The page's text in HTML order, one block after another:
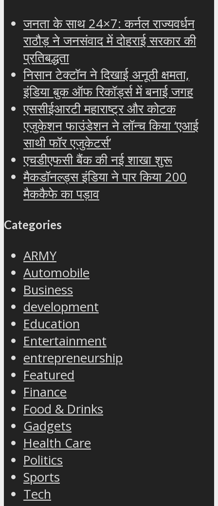
जनता के साथ 24×7: कर्नल राज्यवर्धन
राठौड़ ने जनसंवाद में दोहराई सरकार की
प्रतिबद्धता
निसान टेक्टॉन ने दिखाई अनूठी क्षमता,
इंडिया बुक ऑफ रिकॉर्ड्स में बनाई जगह
एससीईआरटी महाराष्ट्र और कोटक
एजुकेशन फाउंडेशन ने लॉन्च किया ‘एआई
साथी फॉर एजुकेटर्स’
एचडीएफसी बैंक की नई शाखा शुरू
मैकडॉनल्ड्स इंडिया ने पार किया 200
मैककैफे का पड़ाव
Categories
ARMY
Automobile
Business
development
Education
Entertainment
entrepreneurship
Featured
Finance
Food & Drinks
Gadgets
Health Care
Politics
Sports
Tech